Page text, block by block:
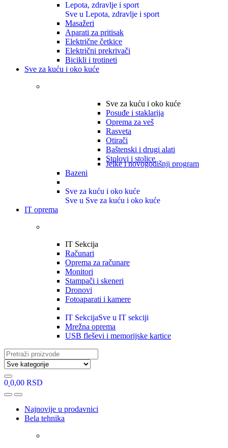
Lepota, zdravlje i sport
Sve u Lepota, zdravlje i sport
Masažeri
Aparati za pritisak
Električne četkice
Električni prekrivači
Bicikli i trotineti
Sve za kuću i oko kuće
Sve za kuću i oko kuće
Posuđe i staklarija
Oprema za veš
Rasveta
Otirači
Baštenski i drugi alati
Stolovi i stolice
Jelke i novogodišnji program
Bazeni
Sve za kuću i oko kuće
Sve u Sve za kuću i oko kuće
IT oprema
IT Sekcija
Računari
Oprema za računare
Monitori
Stampači i skeneri
Dronovi
Fotoaparati i kamere
IT SekcijaSve u IT sekciji
Mrežna oprema
USB fleševi i memorijske kartice
Search
for:
0 0,00 RSD
OpenClose
Najnovije u prodavnici
Bela tehnika